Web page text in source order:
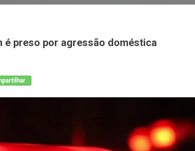
é preso por agressão doméstica